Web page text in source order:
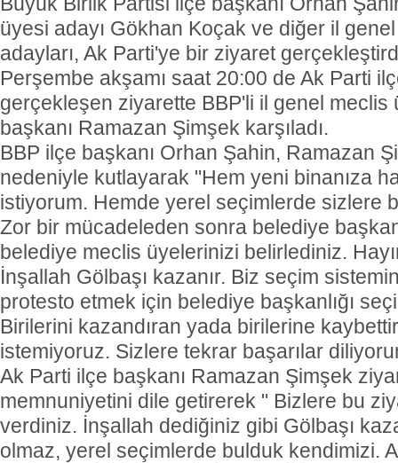
üyesi adayı Gökhan Koçak ve diğer il
adayları, Ak Parti'ye bir ziyaret
Perşembe akşamı saat 20:00 de Ak Parti
gerçekleşen ziyarette BBP'li il genel meclis
başkanı Ramazan Şimşek karşıladı.
BBP ilçe başkanı Orhan Şahin, Ramazan
nedeniyle kutlayarak "Hem yeni binanıza
istiyorum. Hemde yerel seçimlerde sizlere
Zor bir mücadeleden sonra belediye başkan
belediye meclis üyelerinizi belirlediniz.
İnşallah Gölbaşı kazanır. Biz seçim
protesto etmek için belediye başkanlığı
Birilerini kazandıran yada birilerine
istemiyoruz. Sizlere tekrar başarılar
Ak Parti ilçe başkanı Ramazan Şimşek
memnuniyetini dile getirerek " Bizlere bu
verdiniz. İnşallah dediğiniz gibi Gölbaşı
olmaz, yerel seçimlerde bulduk kendimizi.